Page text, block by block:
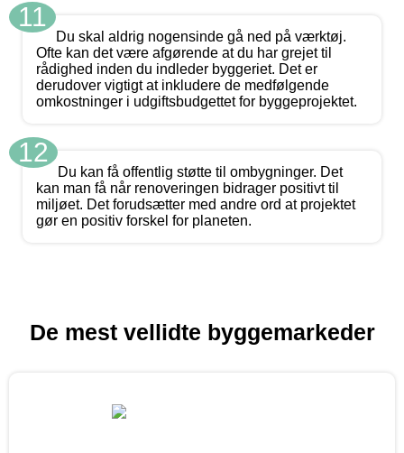
11
Du skal aldrig nogensinde gå ned på værktøj.
Ofte kan det være afgørende at du har grejet til
rådighed inden du indleder byggeriet. Det er
derudover vigtigt at inkludere de medfølgende
omkostninger i udgiftsbudgettet for byggeprojektet.
12
Du kan få offentlig støtte til ombygninger. Det
kan man få når renoveringen bidrager positivt til
miljøet. Det forudsætter med andre ord at projektet
gør en positiv forskel for planeten.
De mest vellidte byggemarkeder